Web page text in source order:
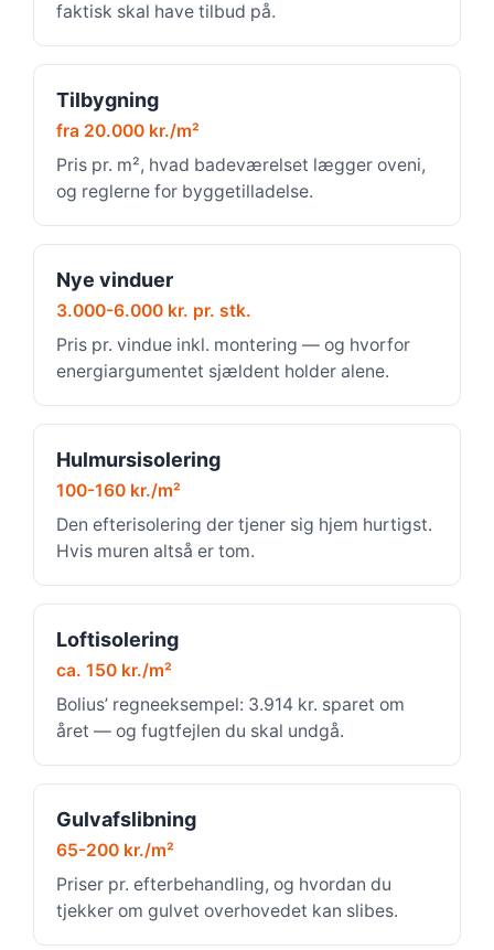
faktisk skal have tilbud på.
Tilbygning
fra 20.000 kr./m²
Pris pr. m², hvad badeværelset lægger oveni,
og reglerne for byggetilladelse.
Nye vinduer
3.000-6.000 kr. pr. stk.
Pris pr. vindue inkl. montering — og hvorfor
energiargumentet sjældent holder alene.
Hulmursisolering
100-160 kr./m²
Den efterisolering der tjener sig hjem hurtigst.
Hvis muren altså er tom.
Loftisolering
ca. 150 kr./m²
Bolius’ regneeksempel: 3.914 kr. sparet om
året — og fugtfejlen du skal undgå.
Gulvafslibning
65-200 kr./m²
Priser pr. efterbehandling, og hvordan du
tjekker om gulvet overhovedet kan slibes.